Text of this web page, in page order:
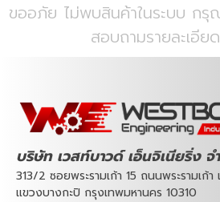
ขออภัย ไม่พบสินค้าในระบบ ก
สอบถามรายละเอีย
บริษัท เวสท์บาวด์ เอ็นจิเนียริ่ง จ
313/2 ซอยพระรามเก้า 15 ถนนพระรามเก้า
แขวงบางกะปิ กรุงเทพมหานคร 10310